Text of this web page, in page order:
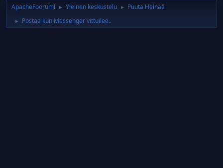
ApacheFoorumi ► Yleinen keskustelu ► Puuta Heinää
► Postaa kun Messenger vittuilee..